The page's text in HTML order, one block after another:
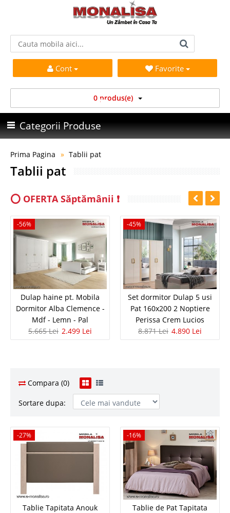
Cont Favorite
0 produs(e)
Categorii Produse
Prima Pagina Tablii pat
Tablii pat
⭕ OFERTA Săptămânii ❗
-56%
Dulap haine pt. Mobila
Dormitor Alba Clemence -
Mdf - Lemn - Pal
5.665 Lei 2.499 Lei
-45%
Set dormitor Dulap 5 usi
Pat 160x200 2 Noptiere
Perissa Crem Lucios
8.871 Lei 4.890 Lei
Compara (0)
Sortare dupa:
-27%
-27%
Tablie Tapitata Anouk
-16%
Tablie de Pat Tapitata